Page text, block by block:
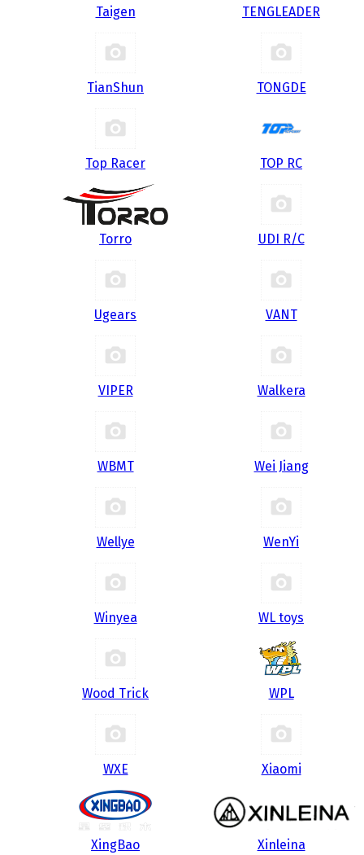
Taigen TENGLEADER
TianShun TONGDE
Top Racer TOP RC
Torro UDI R/С
Ugears VANT
VIPER Walkera
WBMT Wei Jiang
Wellye WenYi
Winyea WL toys
Wood Trick WPL
WXE Xiaomi
XingBao Xinleina